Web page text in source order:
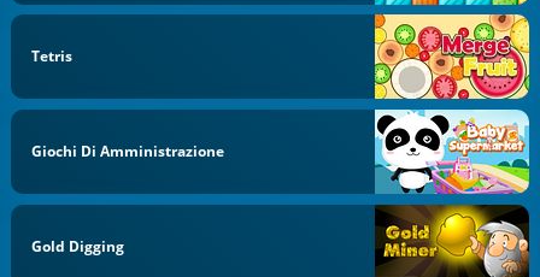
Tetris
Giochi Di Amministrazione
Gold Digging